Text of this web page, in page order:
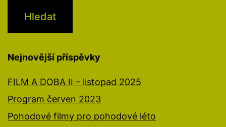
Nejnovější příspěvky
FILM A DOBA II – listopad 2025
Program červen 2023
Pohodové filmy pro pohodové léto